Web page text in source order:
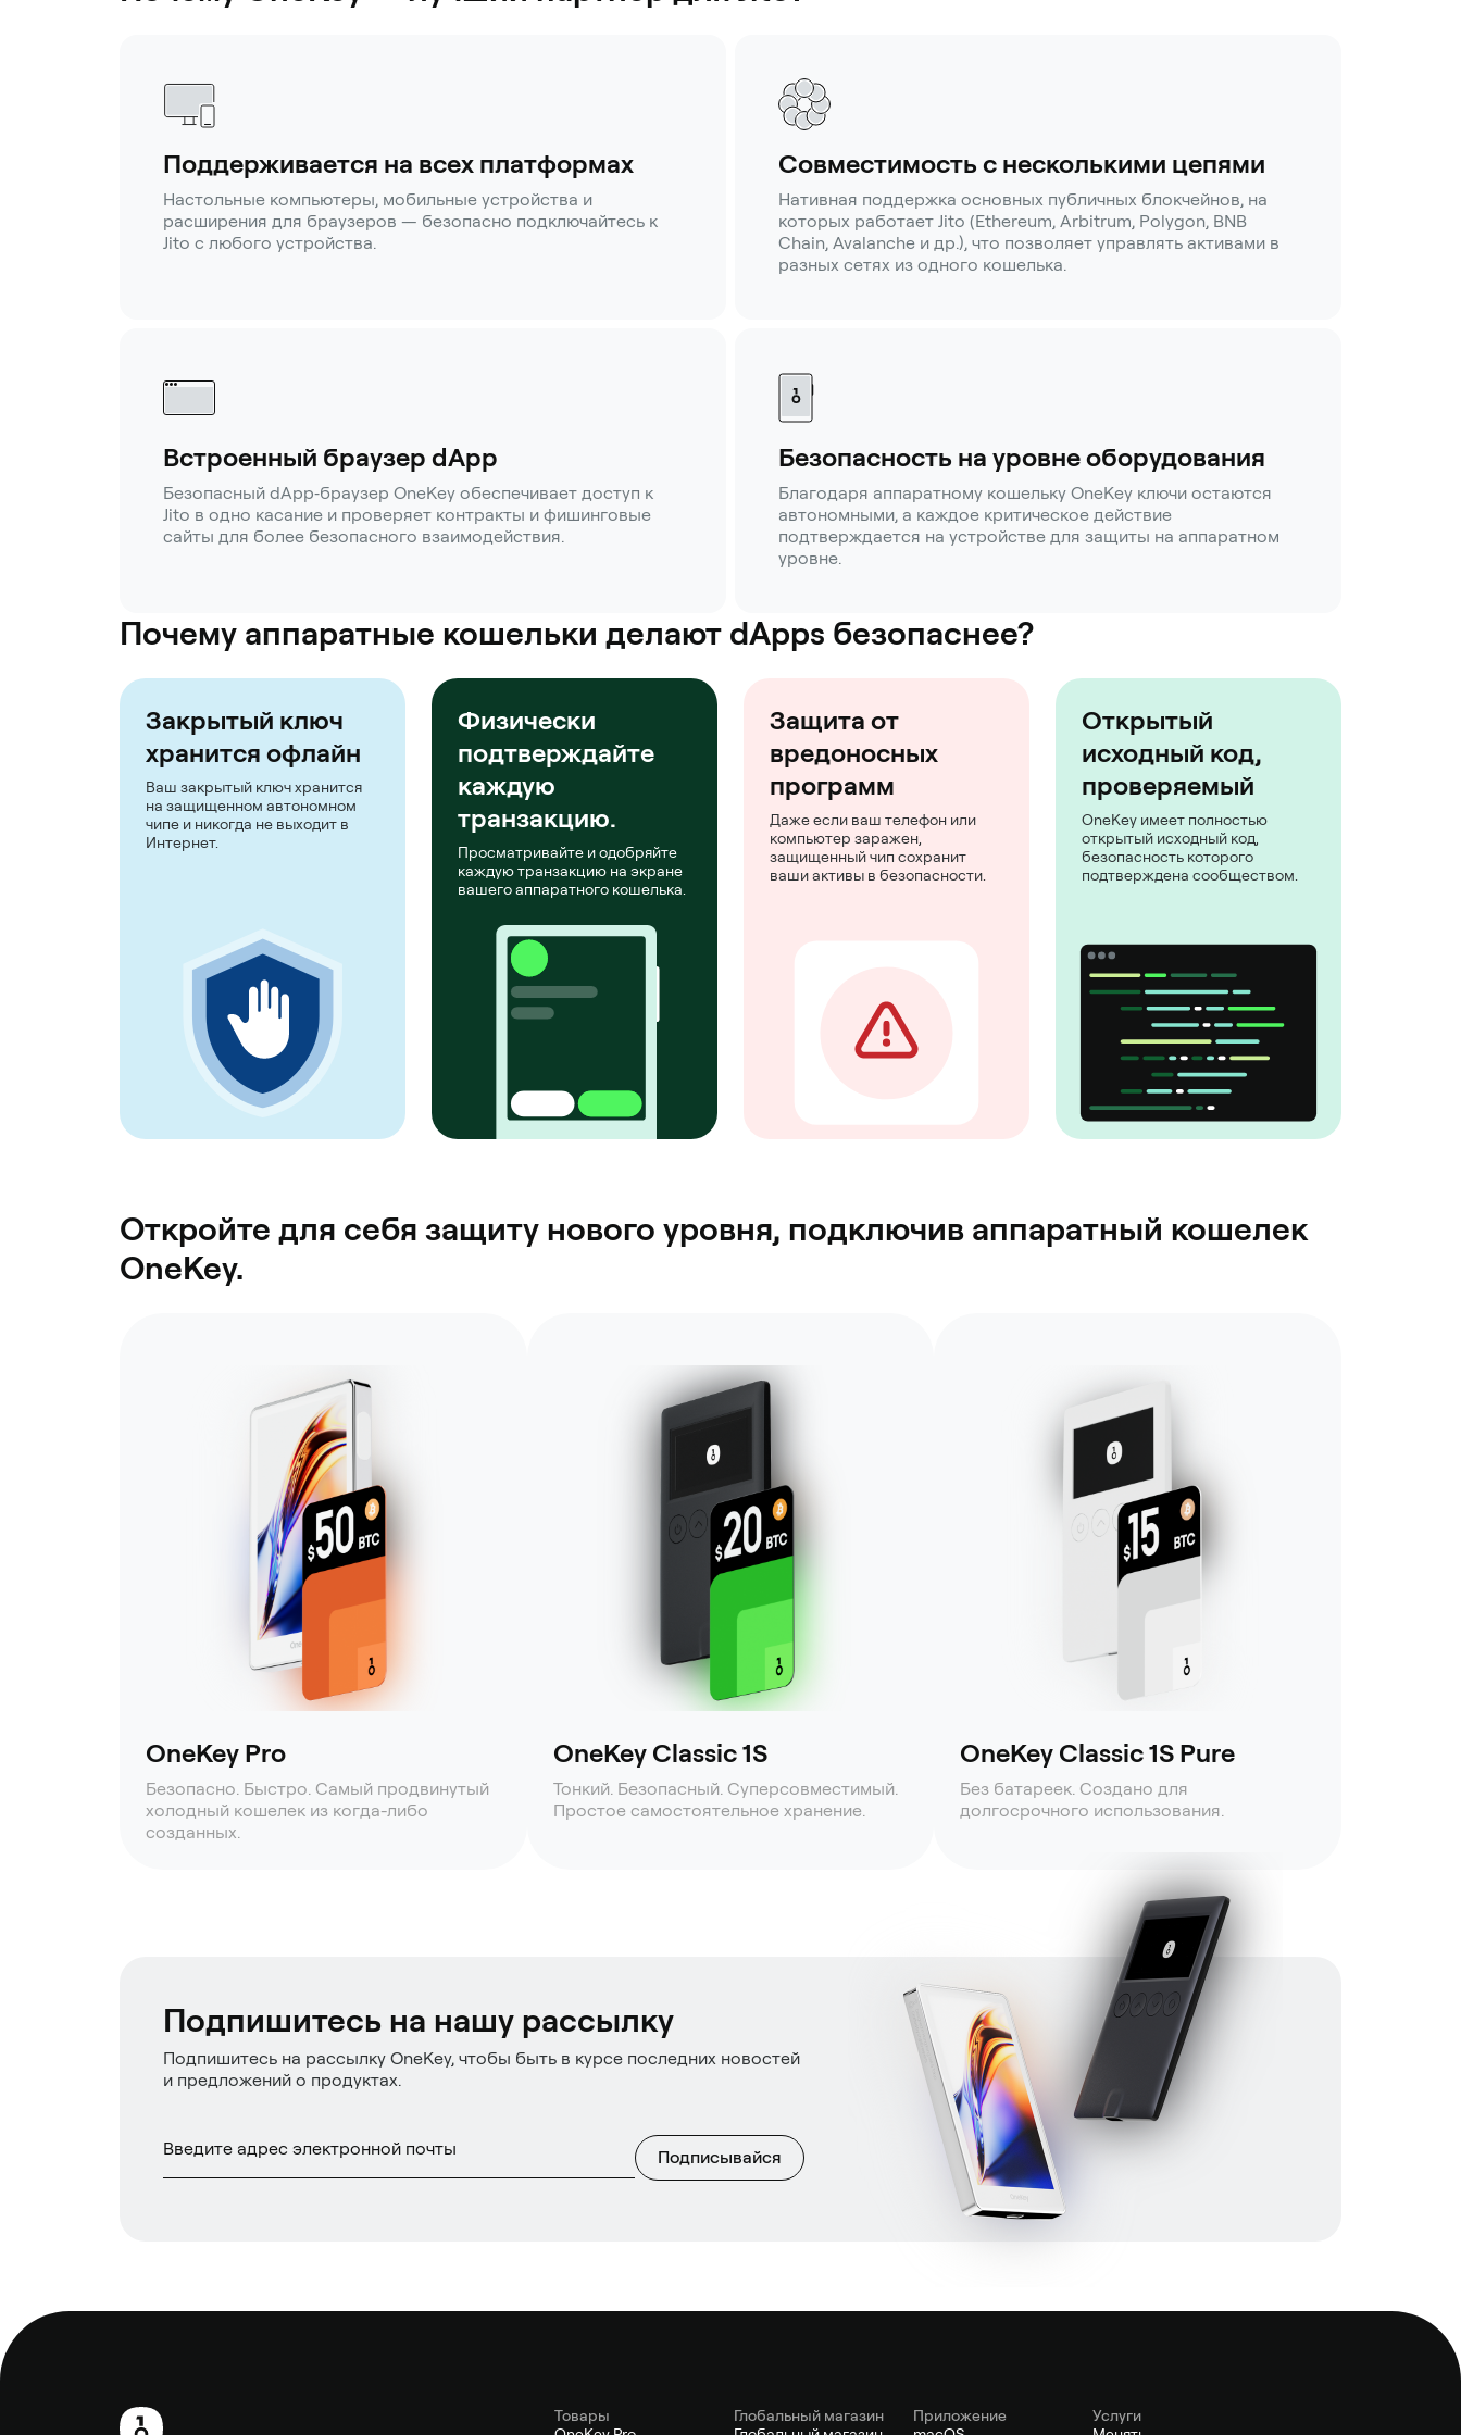
Поддерживается на всех платформах
Настольные компьютеры, мобильные устройства и
расширения для браузеров — безопасно подключайтесь к
Jito с любого устройства.
Совместимость с несколькими цепями
Нативная поддержка основных публичных блокчейнов, на
которых работает Jito (Ethereum, Arbitrum, Polygon, BNB
Chain, Avalanche и др.), что позволяет управлять активами в
разных сетях из одного кошелька.
Встроенный браузер dApp
Безопасный dApp‑браузер OneKey обеспечивает доступ к
Jito в одно касание и проверяет контракты и фишинговые
сайты для более безопасного взаимодействия.
Безопасность на уровне оборудования
Благодаря аппаратному кошельку OneKey ключи остаются
автономными, а каждое критическое действие
подтверждается на устройстве для защиты на аппаратном
уровне.
Почему аппаратные кошельки делают dApps безопаснее?
Закрытый ключ
хранится офлайн
Ваш закрытый ключ хранится
на защищенном автономном
чипе и никогда не выходит в
Интернет.
Физически
подтверждайте
каждую
транзакцию.
Просматривайте и одобряйте
каждую транзакцию на экране
вашего аппаратного кошелька.
Защита от
вредоносных
программ
Даже если ваш телефон или
компьютер заражен,
защищенный чип сохранит
ваши активы в безопасности.
Открытый
исходный код,
проверяемый
OneKey имеет полностью
открытый исходный код,
безопасность которого
подтверждена сообществом.
Откройте для себя защиту нового уровня, подключив аппаратный кошелек
OneKey.
OneKey Pro
Безопасно. Быстро. Самый продвинутый
холодный кошелек из когда-либо
созданных.
OneKey Classic 1S
Тонкий. Безопасный. Суперсовместимый.
Простое самостоятельное хранение.
OneKey Classic 1S Pure
Без батареек. Создано для
долгосрочного использования.
Подпишитесь на нашу рассылку
Подпишитесь на рассылку OneKey, чтобы быть в курсе последних новостей
и предложений о продуктах.
Подписывайся
Товары
Глобальный магазин
Приложение
Услуги